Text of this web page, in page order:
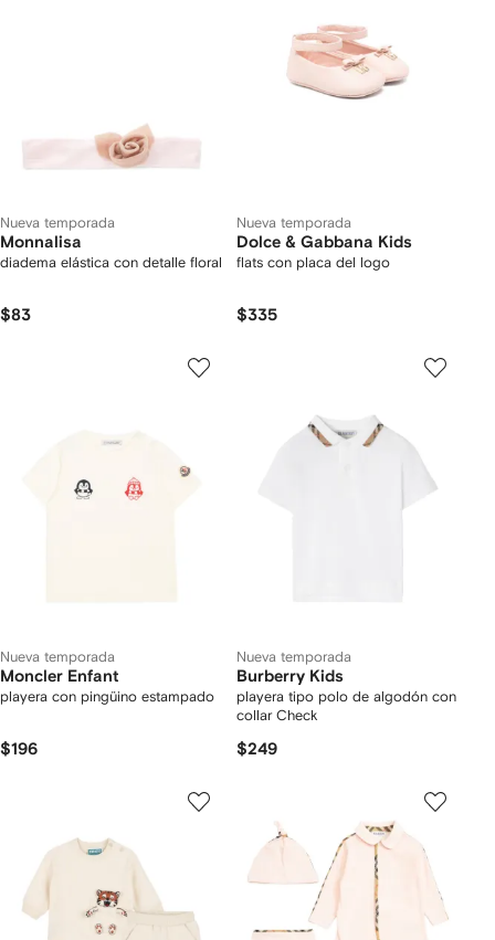
Nueva temporada
Monnalisa
diadema elástica con detalle floral
$83
Nueva temporada
Dolce & Gabbana Kids
flats con placa del logo
$335
Nueva temporada
Moncler Enfant
playera con pingüino estampado
$196
Nueva temporada
Burberry Kids
playera tipo polo de algodón con
collar Check
$249